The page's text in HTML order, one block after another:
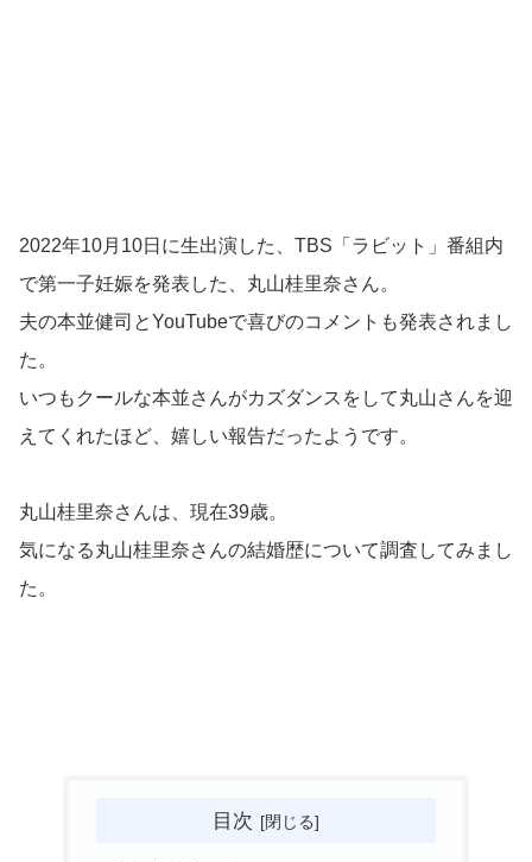
2022年10月10日に生出演した、TBS「ラビット」番組内
で第一子妊娠を発表した、丸山桂里奈さん。
夫の本並健司とYouTubeで喜びのコメントも発表されまし
た。
いつもクールな本並さんがカズダンスをして丸山さんを迎
えてくれたほど、嬉しい報告だったようです。
丸山桂里奈さんは、現在39歳。
気になる丸山桂里奈さんの結婚歴について調査してみまし
た。
目次